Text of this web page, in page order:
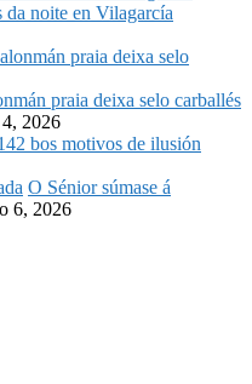
da noite en Vilagarcía
praia deixa selo carballés
2026
bos motivos de ilusión
O Sénior súmase á
6, 2026